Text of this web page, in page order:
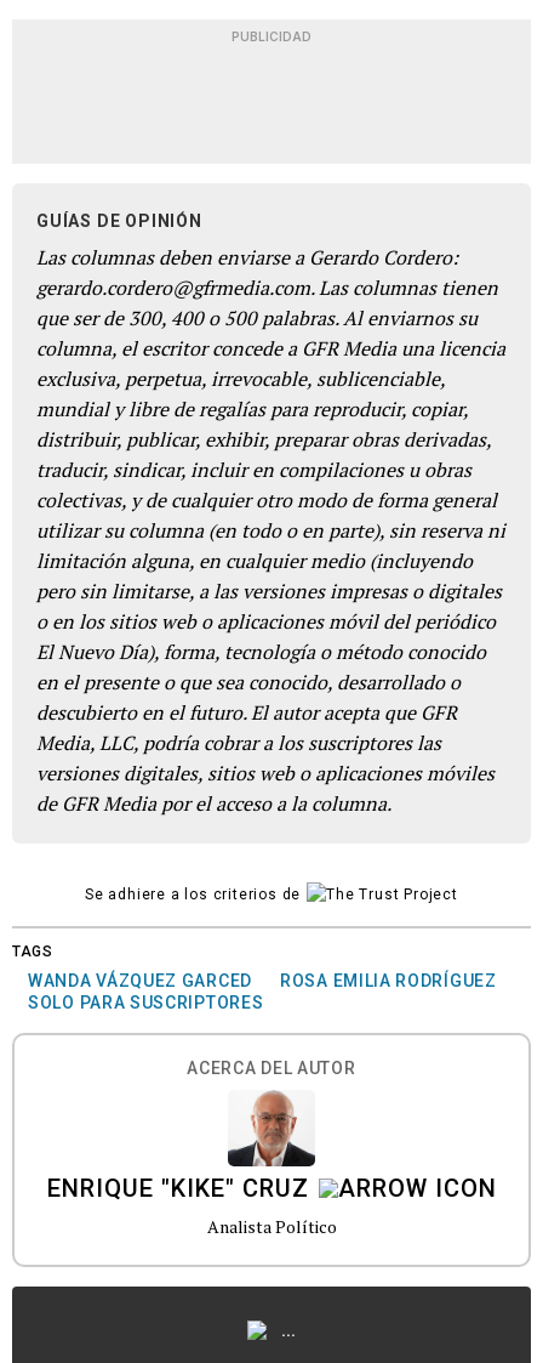
PUBLICIDAD
GUÍAS DE OPINIÓN
Las columnas deben enviarse a Gerardo Cordero:
gerardo.cordero@gfrmedia.com. Las columnas tienen
que ser de 300, 400 o 500 palabras. Al enviarnos su
columna, el escritor concede a GFR Media una licencia
exclusiva, perpetua, irrevocable, sublicenciable,
mundial y libre de regalías para reproducir, copiar,
distribuir, publicar, exhibir, preparar obras derivadas,
traducir, sindicar, incluir en compilaciones u obras
colectivas, y de cualquier otro modo de forma general
utilizar su columna (en todo o en parte), sin reserva ni
limitación alguna, en cualquier medio (incluyendo
pero sin limitarse, a las versiones impresas o digitales
o en los sitios web o aplicaciones móvil del periódico
El Nuevo Día), forma, tecnología o método conocido
en el presente o que sea conocido, desarrollado o
descubierto en el futuro. El autor acepta que GFR
Media, LLC, podría cobrar a los suscriptores las
versiones digitales, sitios web o aplicaciones móviles
de GFR Media por el acceso a la columna.
Se adhiere a los criterios de
TAGS
WANDA VÁZQUEZ GARCED
ROSA EMILIA RODRÍGUEZ
SOLO PARA SUSCRIPTORES
ACERCA DEL AUTOR
ENRIQUE "KIKE" CRUZ
Analista Político
...